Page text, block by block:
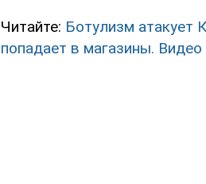
Читайте: Ботулизм атакует
попадает в магазины. Видео